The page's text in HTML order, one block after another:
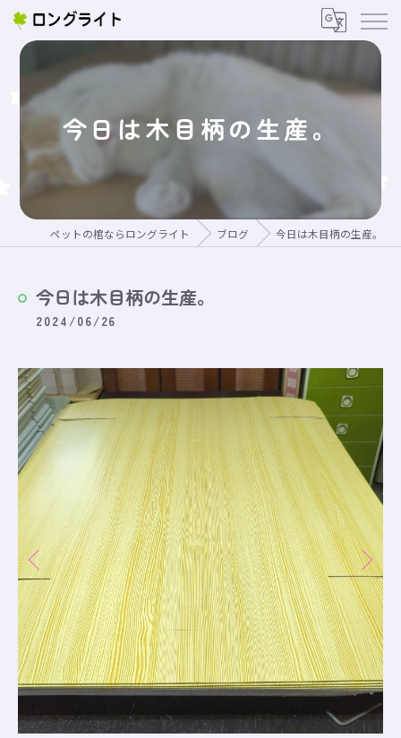
今日は木目柄の生産。
ペットの棺ならロングライト ブログ 今日は木目柄の生産。
今日は木目柄の生産。
2024/06/26